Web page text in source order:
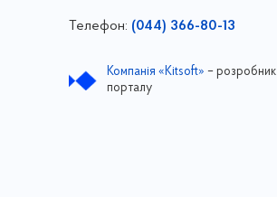
Телефон: (044) 366-80-13
Компанія «Kitsoft» – розробник
порталу